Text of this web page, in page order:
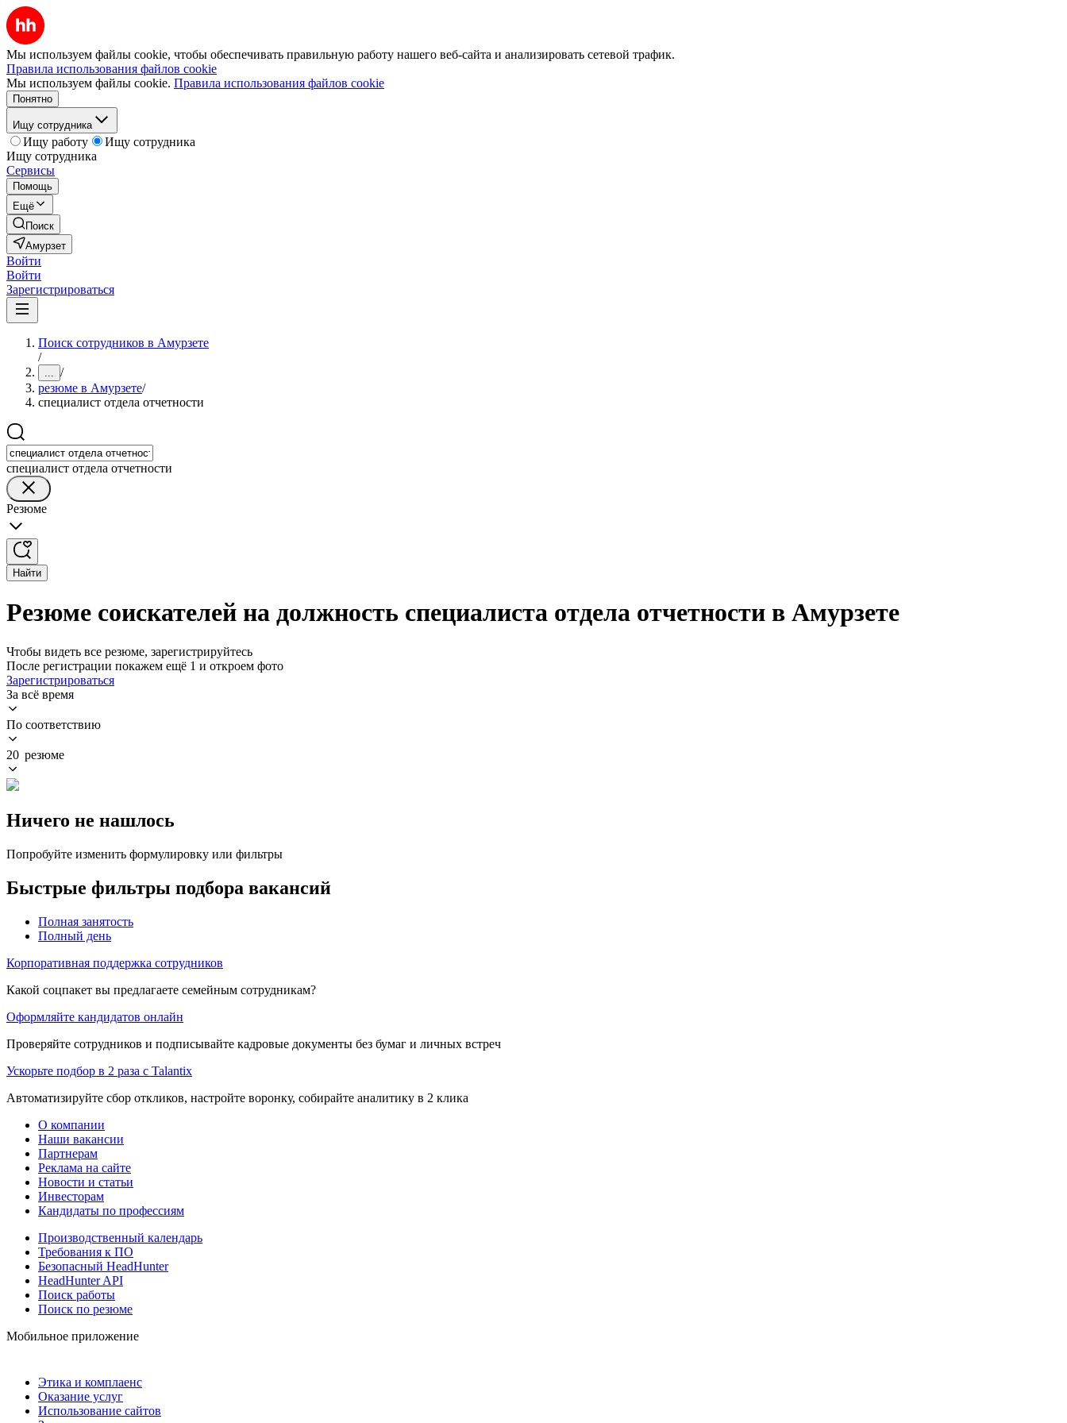
Мы используем файлы cookie, чтобы обеспечивать правильную работу нашего веб-сайта и анализировать сетевой трафик.
Правила использования файлов cookie
Мы используем файлы cookie. Правила использования файлов cookie
Понятно
Ищу сотрудника
Ищу работу
Ищу сотрудника
Ищу сотрудника
Сервисы
Помощь
Ещё
Поиск
Амурзет
Войти
Войти
Зарегистрироваться
Поиск сотрудников в Амурзете
/
... /
резюме в Амурзете/
специалист отдела отчетности
специалист отдела отчетности
Резюме
Найти
Резюме соискателей на должность специалиста отдела отчетности в Амурзете
Чтобы видеть все резюме, зарегистрируйтесь
После регистрации покажем ещё 1 и откроем фото
Зарегистрироваться
За всё время
По соответствию
20 резюме
Ничего не нашлось
Попробуйте изменить формулировку или фильтры
Быстрые фильтры подбора вакансий
Полная занятость
Полный день
Корпоративная поддержка сотрудников
Какой соцпакет вы предлагаете семейным сотрудникам?
Оформляйте кандидатов онлайн
Проверяйте сотрудников и подписывайте кадровые документы без бумаг и личных встреч
Ускорьте подбор в 2 раза с Talantix
Автоматизируйте сбор откликов, настройте воронку, собирайте аналитику в 2 клика
О компании
Наши вакансии
Партнерам
Реклама на сайте
Новости и статьи
Инвесторам
Кандидаты по профессиям
Производственный календарь
Требования к ПО
Безопасный HeadHunter
HeadHunter API
Поиск работы
Поиск по резюме
Мобильное приложение
Этика и комплаенс
Оказание услуг
Использование сайтов